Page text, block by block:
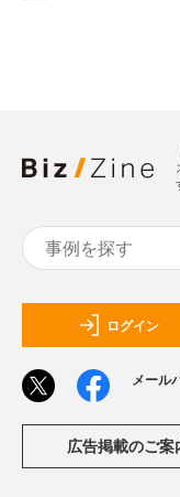
ログイン
メール
広告掲載のご案